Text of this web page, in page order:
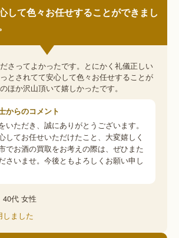
して色々お任せすることができまし
さってよかったです。とにかく礼儀正しい
とされてて安心して色々お任せすることが
ほか沢山頂いて嬉しかったです。
からのコメント
いただき、誠にありがとうございます。
してお任せいただけたこと、大変嬉しく
でお酒の買取をお考えの際は、ぜひまた
さいませ。今後ともよろしくお願い申し
40代 女性
しました